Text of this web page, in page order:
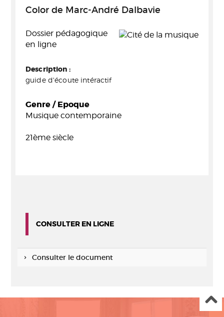
Color de Marc-André Dalbavie
Dossier pédagogique
en ligne
Description :
guide d'écoute intéractif
Genre / Epoque
Musique contemporaine
21ème siècle
CONSULTER EN LIGNE
Consulter le document